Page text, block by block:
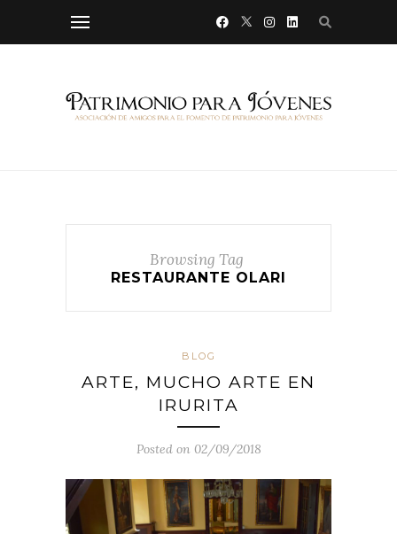
Browsing Tag
RESTAURANTE OLARI
BLOG
ARTE, MUCHO ARTE EN
IRURITA
Posted on 02/09/2018